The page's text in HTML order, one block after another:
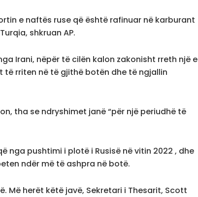
e naftës ruse që është rafinuar në karburant
shkruan AP.
Irani, nëpër të cilën kalon zakonisht rreth një e
rriten në të gjithë botën dhe të ngjallin
tha se ndryshimet janë “për një periudhë të
nga pushtimi i plotë i Rusisë në vitin 2022 , dhe
ndër më të ashpra në botë.
Më herët këtë javë, Sekretari i Thesarit, Scott